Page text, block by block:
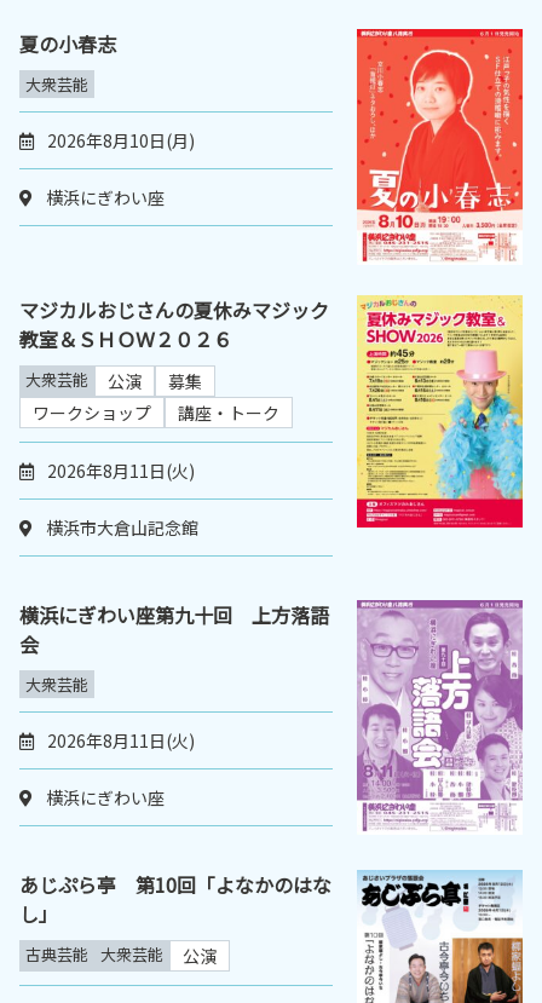
夏の小春志
大衆芸能
2026年8月10日(月)
横浜にぎわい座
マジカルおじさんの夏休みマジック
教室＆ＳＨＯＷ２０２６
大衆芸能 公演
募集
ワークショップ
講座・トーク
2026年8月11日(火)
横浜市大倉山記念館
横浜にぎわい座第九十回 上方落語
会
大衆芸能
2026年8月11日(火)
横浜にぎわい座
あじぷら亭 第10回「よなかのはな
し」
古典芸能 大衆芸能 公演